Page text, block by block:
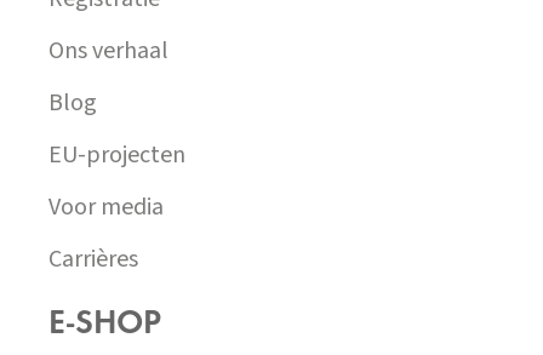
Ons verhaal
Blog
EU-projecten
Voor media
Carrières
E-SHOP